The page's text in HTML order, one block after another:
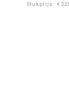
Stukprijs: